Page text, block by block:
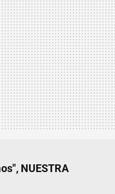
NUESTRA